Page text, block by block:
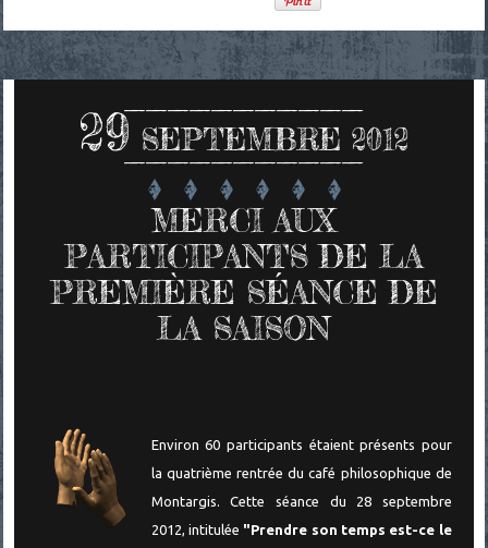
29 SEPTEMBRE 2012
MERCI AUX
PARTICIPANTS DE LA
PREMIÈRE SÉANCE DE
LA SAISON
Environ 60 participants étaient présents pour
la quatrième rentrée du café philosophique de
Montargis. Cette séance du 28 septembre
2012, intitulée "Prendre son temps est-ce le